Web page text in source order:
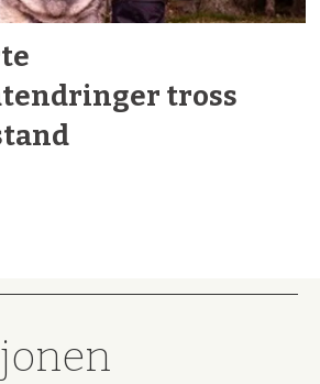
tross